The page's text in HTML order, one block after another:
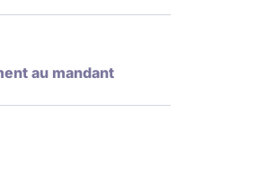
au mandant